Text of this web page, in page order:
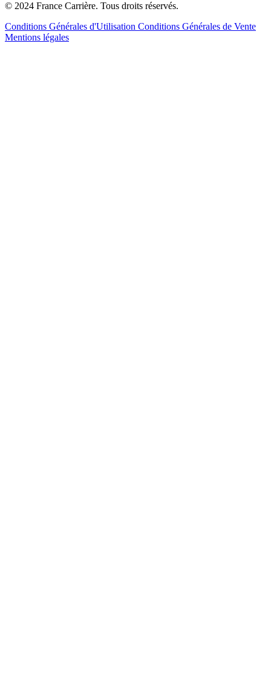
© 2024 France Carrière. Tous droits réservés.
Conditions Générales d'Utilisation Conditions Générales de Vente
Mentions légales